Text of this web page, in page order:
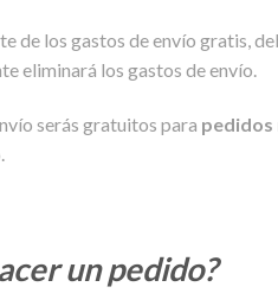
de los gastos de envío gratis,
eliminará los gastos de envío.
serás gratuitos para pedidos
un pedido?